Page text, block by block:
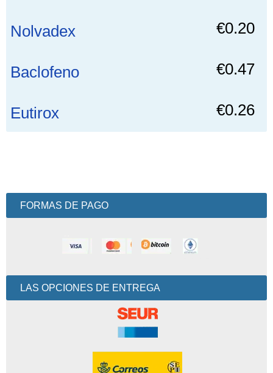
Nolvadex €0.20
Baclofeno €0.47
Eutirox €0.26
FORMAS DE PAGO
LAS OPCIONES DE ENTREGA